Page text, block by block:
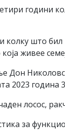
години
што бил
живее
Дон
2023 година
лосос,
за